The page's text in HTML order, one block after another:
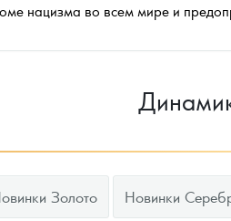
нацизма во всем мире и
Золото Новинки